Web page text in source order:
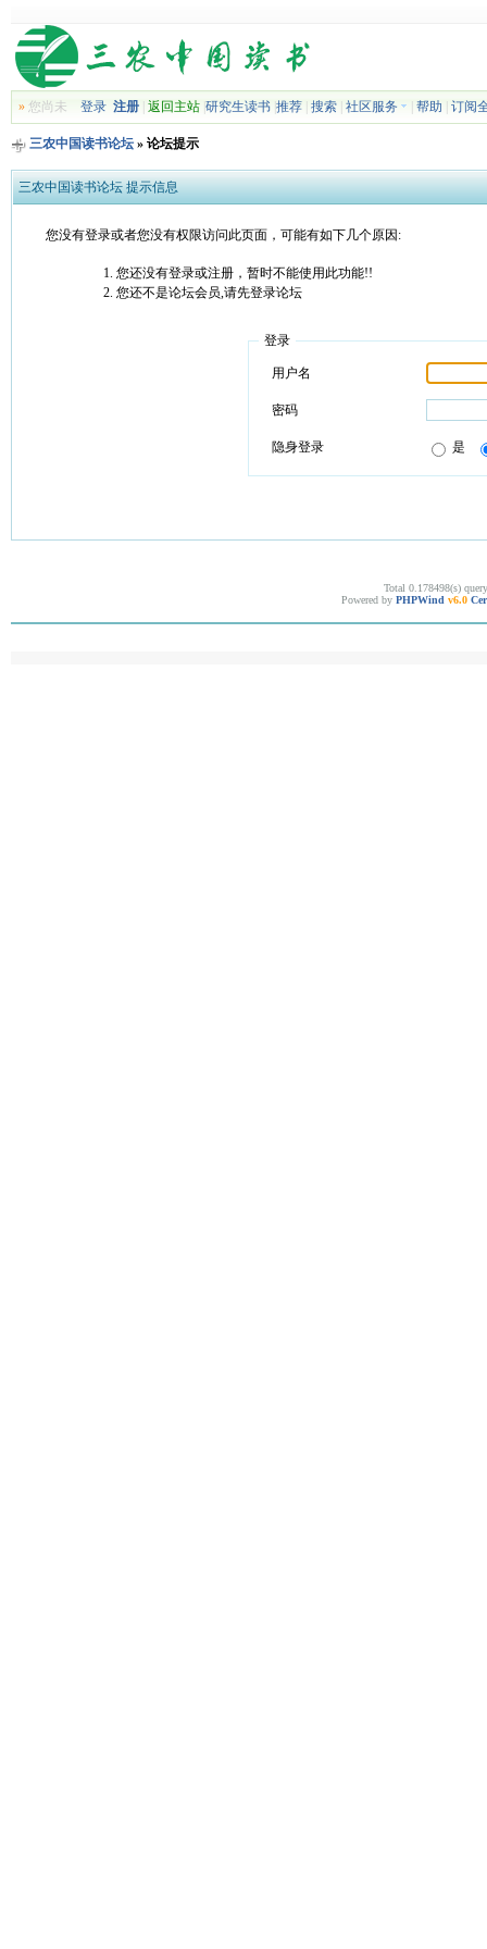
»您尚未 登录 注册| 返回主站| 研究生读书| 推荐| 搜索| 社区服务 帮助 订阅
三农中国读书论坛» 论坛提示
三农中国读书论坛 提示信息
您没有登录或者您没有权限访问此页面，可能有如下几个原因:
您还没有登录或注册，暂时不能使用此功能!!
您还不是论坛会员,请先登录论坛
登录
用户名
密码
隐身登录 是
Total 0.178498(s)
Powered by PHPWind v6.0